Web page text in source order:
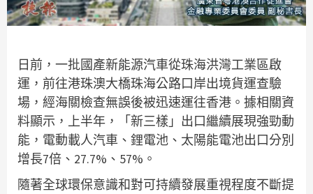
日前，一批國產新能源汽車從珠海洪灣工業區啟
運，前往港珠澳大橋珠海公路口岸出境貨運查驗
場，經海關檢查無誤後被迅速運往香港。據相關資
料顯示，上半年，「新三樣」出口繼續展現強勁動
能，電動載人汽車、鋰電池、太陽能電池出口分別
增長7倍、27.7%、57%。
隨著全球環保意識和對可持續發展重視程度不斷提